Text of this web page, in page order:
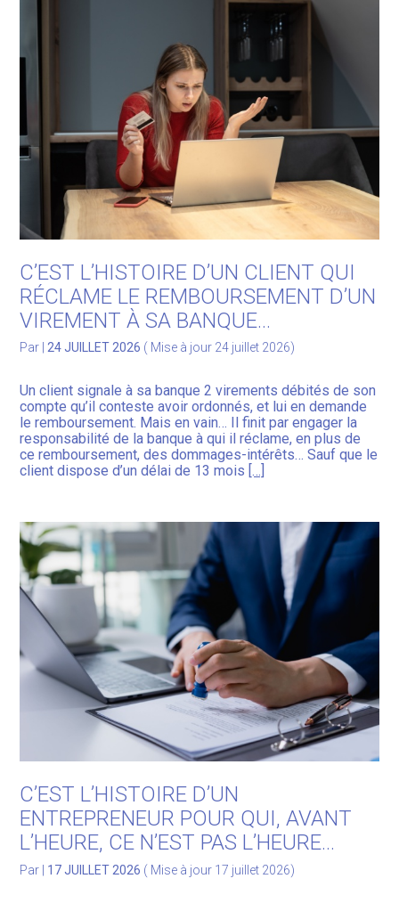
Développer votre activité
Gérer votre patrimoine
Facturation Électronique
C’EST L’HISTOIRE D’UN CLIENT QUI
RÉCLAME LE REMBOURSEMENT D’UN
VIREMENT À SA BANQUE…
Par |24 JUILLET 2026 ( Mise à jour 24 juillet 2026)
Un client signale à sa banque 2 virements débités de son
compte qu’il conteste avoir ordonnés, et lui en demande
le remboursement. Mais en vain… Il finit par engager la
responsabilité de la banque à qui il réclame, en plus de
ce remboursement, des dommages-intérêts… Sauf que le
client dispose d’un délai de 13 mois […]
C’EST L’HISTOIRE D’UN
ENTREPRENEUR POUR QUI, AVANT
L’HEURE, CE N’EST PAS L’HEURE…
Par 17 JUILLET 2026 ( Mise à jour 17 juillet 2026)